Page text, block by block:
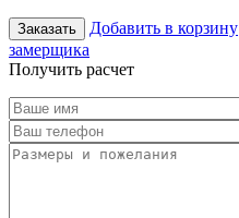
Заказать Добавить в корзину
замерщика
Получить расчет